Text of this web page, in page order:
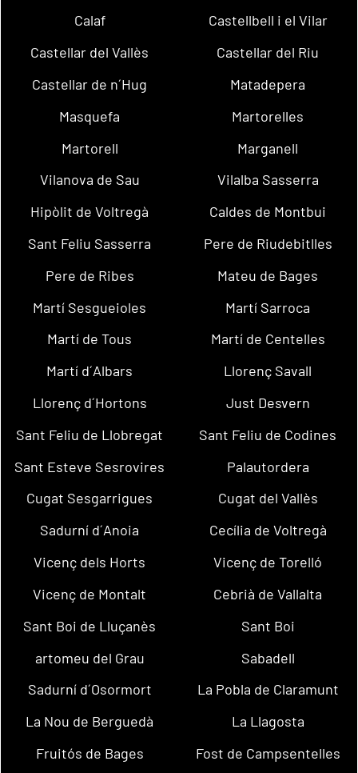
Calaf
Castellbell i el Vilar
Castellar del Vallès
Castellar del Riu
Castellar de n´Hug
Matadepera
Masquefa
Martorelles
Martorell
Marganell
Vilanova de Sau
Vilalba Sasserra
Hipòlit de Voltregà
Caldes de Montbui
Sant Feliu Sasserra
Pere de Riudebitlles
Pere de Ribes
Mateu de Bages
Martí Sesgueioles
Martí Sarroca
Martí de Tous
Martí de Centelles
Martí d´Albars
Llorenç Savall
Llorenç d´Hortons
Just Desvern
Sant Feliu de Llobregat
Sant Feliu de Codines
Sant Esteve Sesrovires
Palautordera
Cugat Sesgarrigues
Cugat del Vallès
Sadurní d´Anoia
Cecília de Voltregà
Vicenç dels Horts
Vicenç de Torelló
Vicenç de Montalt
Cebrià de Vallalta
Sant Boi de Lluçanès
Sant Boi
artomeu del Grau
Sabadell
Sadurní d´Osormort
La Pobla de Claramunt
La Nou de Berguedà
La Llagosta
Fruitós de Bages
Fost de Campsentelles